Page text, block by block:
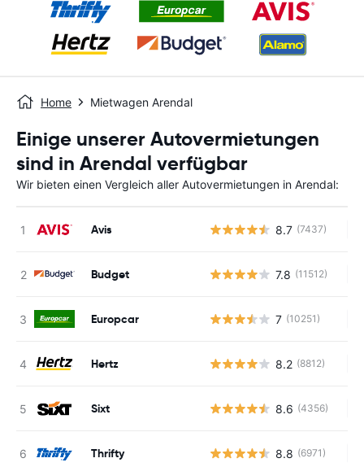
Home Mietwagen Arendal
Einige unserer Autovermietungen
sind in Arendal verfügbar
Wir bieten einen Vergleich aller Autovermietungen in Arendal:
Avis 8.7 (7437)
Budget 7.8 (11512)
Europcar 7 (10251)
Hertz 8.2 (8812)
Sixt 8.6 (4356)
Thrifty 8.8 (6971)